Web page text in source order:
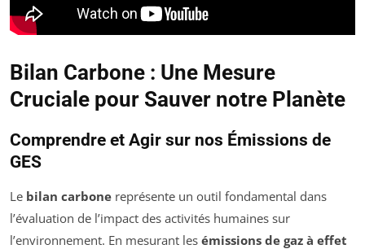
Bilan Carbone : Une Mesure
Cruciale pour Sauver notre Planète
Comprendre et Agir sur nos Émissions de
GES
Le bilan carbone représente un outil fondamental dans
l’évaluation de l’impact des activités humaines sur
l’environnement. En mesurant les émissions de gaz à effet